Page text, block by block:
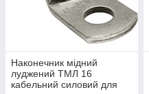
Наконечник мідний
луджений ТМЛ 16
кабельний силовий для